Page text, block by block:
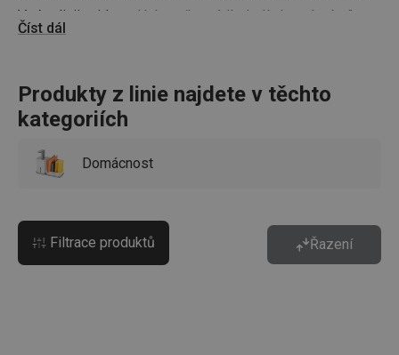
V této linii najdete
dávkovače mýdla kelímky
zásobníky
na pastu
Číst dál
Produkty z linie najdete v těchto
kategoriích
Domácnost
Filtrace produktů Řazení